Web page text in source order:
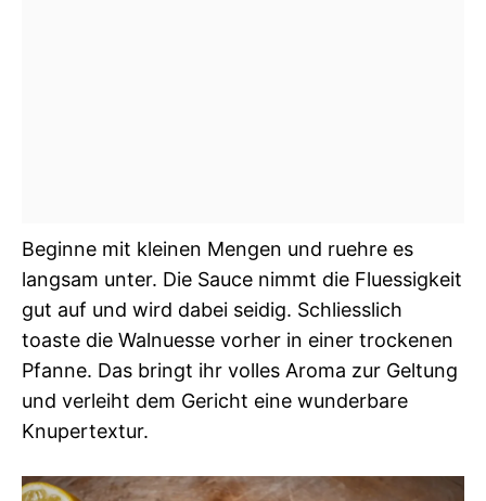
Beginne mit kleinen Mengen und ruehre es
langsam unter. Die Sauce nimmt die Fluessigkeit
gut auf und wird dabei seidig. Schliesslich
toaste die Walnuesse vorher in einer trockenen
Pfanne. Das bringt ihr volles Aroma zur Geltung
und verleiht dem Gericht eine wunderbare
Knupertextur.